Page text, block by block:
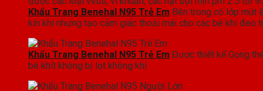
Khẩu Trang Benehal N95 Trẻ Em Bên trong có lớp mút
kín khí nhưng tạo cảm giác thoải mái cho các bé khi đeo
Khẩu Trang Benehal N95 Trẻ Em Được thiết kế Gọng
bé khít không bị lọt không khí